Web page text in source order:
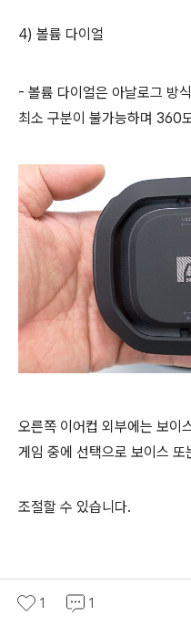
4) 볼륨 다이얼
- 볼륨 다이얼은 아날로그 방
최소 구분이 불가능하며 360
오른쪽 이어컵 외부에는 보이
게임 중에 선택으로 보이스 또
조절할 수 있습니다.
1 1